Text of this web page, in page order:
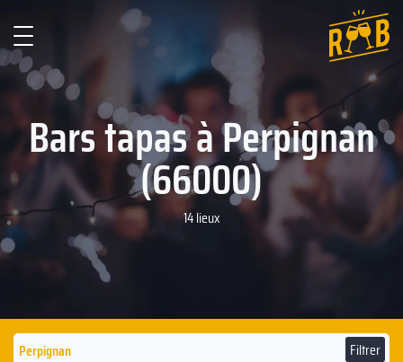
Bars tapas à Perpignan
(66000)
14 lieux
Filtrer